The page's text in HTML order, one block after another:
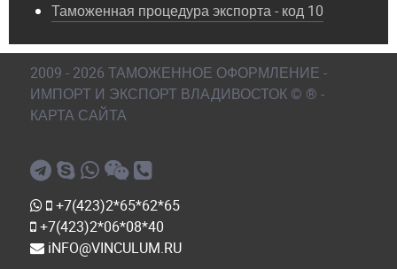
Таможенная процедура экспорта - код 10
2009 - 2026 ТАМОЖЕННОЕ ОФОРМЛЕНИЕ -
ИМПОРТ И ЭКСПОРТ ВЛАДИВОСТОК © ® -
КАРТА САЙТА
+7(423)2*65*62*65
+7(423)2*06*08*40
iNFO@VINCULUM.RU